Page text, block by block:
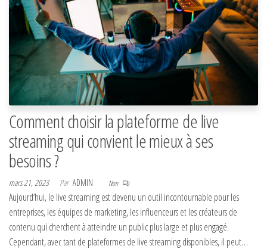
Comment choisir la plateforme de live
streaming qui convient le mieux à ses
besoins ?
mars 21, 2023 Par ADMIN Non
Aujourd’hui, le live streaming est devenu un outil incontournable pour les
entreprises, les équipes de marketing, les influenceurs et les créateurs de
contenu qui cherchent à atteindre un public plus large et plus engagé.
Cependant, avec tant de plateformes de live streaming disponibles, il peut…